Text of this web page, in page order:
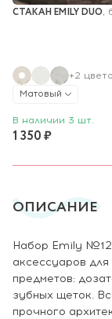
СТАКАН EMILY DUO,
+2 цвета
Матовый
В наличии 3 шт.
1 350 ₽
ОПИСАНИЕ
Набор Emily №12
аксессуаров
предметов:
зубных щеток.
прочного